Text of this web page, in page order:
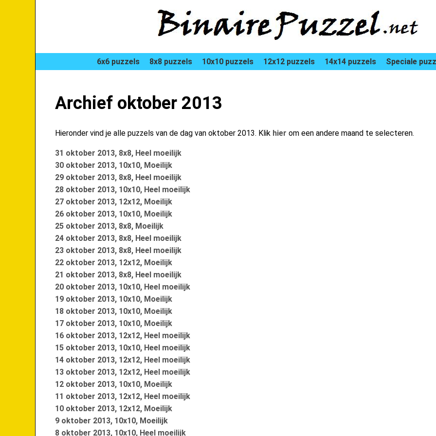
6x6 puzzels 8x8 puzzels 10x10 puzzels 12x12 puzzels 14x14 puzzels Speciale
Archief oktober 2013
Hieronder vind je alle puzzels van de dag van oktober 2013. Klik hier om een andere maand te selecteren.
31 oktober 2013, 8x8, Heel moeilijk
30 oktober 2013, 10x10, Moeilijk
29 oktober 2013, 8x8, Heel moeilijk
28 oktober 2013, 10x10, Heel moeilijk
27 oktober 2013, 12x12, Moeilijk
26 oktober 2013, 10x10, Moeilijk
25 oktober 2013, 8x8, Moeilijk
24 oktober 2013, 8x8, Heel moeilijk
23 oktober 2013, 8x8, Heel moeilijk
22 oktober 2013, 12x12, Moeilijk
21 oktober 2013, 8x8, Heel moeilijk
20 oktober 2013, 10x10, Heel moeilijk
19 oktober 2013, 10x10, Moeilijk
18 oktober 2013, 10x10, Moeilijk
17 oktober 2013, 10x10, Moeilijk
16 oktober 2013, 12x12, Heel moeilijk
15 oktober 2013, 10x10, Heel moeilijk
14 oktober 2013, 12x12, Heel moeilijk
13 oktober 2013, 12x12, Heel moeilijk
12 oktober 2013, 10x10, Moeilijk
11 oktober 2013, 12x12, Heel moeilijk
10 oktober 2013, 12x12, Moeilijk
9 oktober 2013, 10x10, Moeilijk
8 oktober 2013, 10x10, Heel moeilijk